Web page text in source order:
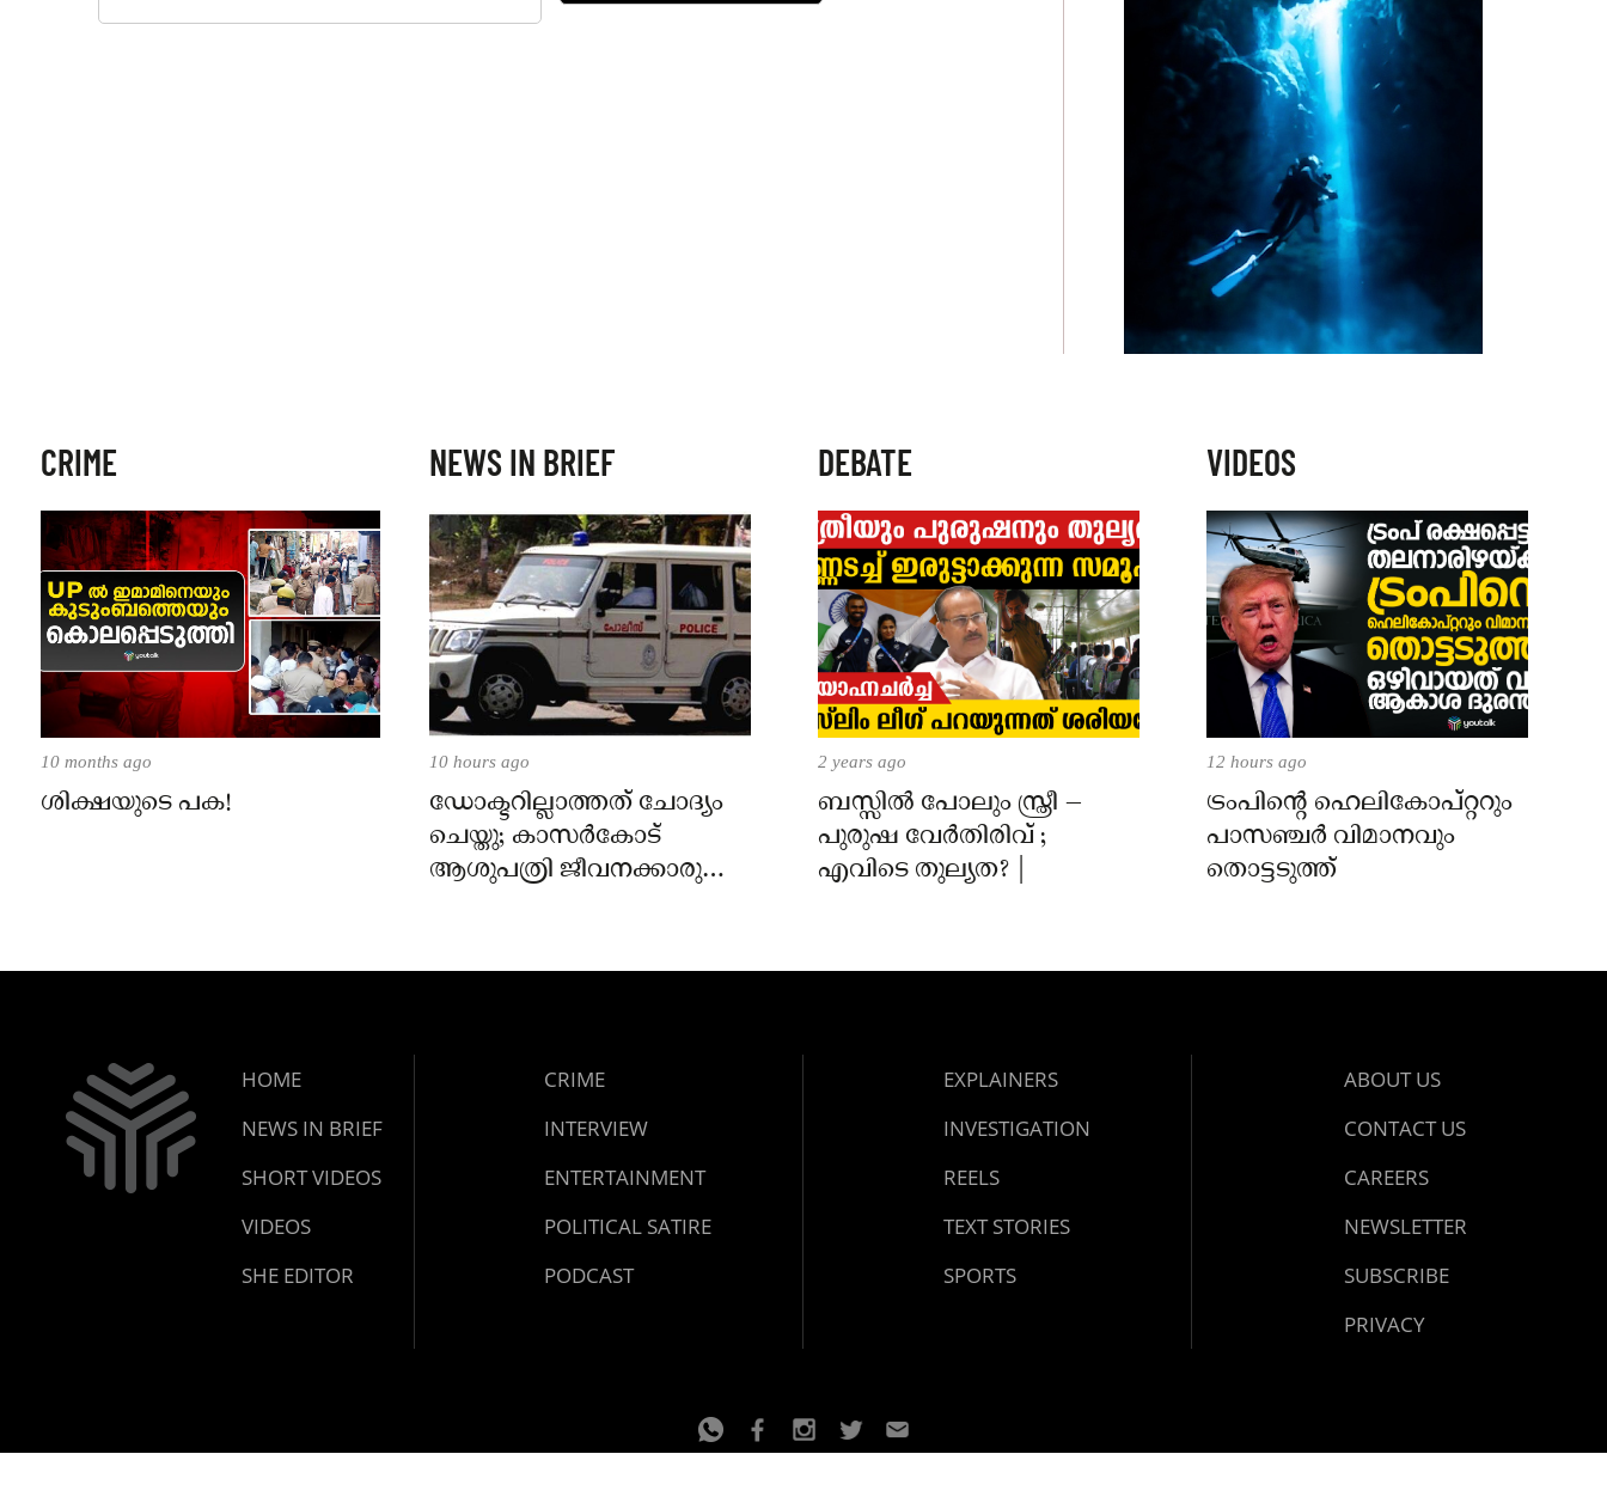
CRIME
10 months ago
ശിക്ഷയുടെ പക!
NEWS IN BRIEF
10 hours ago
ഡോക്ടറില്ലാത്തത് ചോദ്യം
ചെയ്തു; കാസർകോട്
ആശുപത്രി ജീവനക്കാരുടെ
DEBATE
2 years ago
ബസ്സിൽ പോലും സ്ത്രീ –
പുരുഷ വേർതിരിവ് ;
എവിടെ തുല്യത? |
VIDEOS
12 hours ago
ട്രംപിന്റെ ഹെലികോപ്റ്ററും
പാസഞ്ചര്‍ വിമാനവും
തൊട്ടടുത്ത്
HOME
NEWS IN BRIEF
SHORT VIDEOS
VIDEOS
SHE EDITOR
CRIME
INTERVIEW
ENTERTAINMENT
POLITICAL SATIRE
PODCAST
EXPLAINERS
INVESTIGATION
REELS
TEXT STORIES
SPORTS
ABOUT US
CONTACT US
CAREERS
NEWSLETTER
SUBSCRIBE
PRIVACY